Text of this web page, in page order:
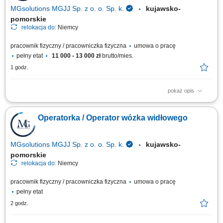
MGsolutions MGJJ Sp. z o. o. Sp. k.
kujawsko-
pomorskie
relokacja do: Niemcy
pracownik fizyczny / pracowniczka fizyczna
umowa o pracę
pełny etat
11 000 - 13 000 złbrutto/mies.
1 godz.
pokaż opis
Opis stanowiska Realizacja zamówień (Order Picker, Komisjonowanie) w
dziale Obst und Gemuse (owoce i warzywa) - możliwość pracy na
systemie w języku polskim. Opieka polskojęzycznego Koordynatora i
szkoleniowca! Układanie towaru; Kontrola jakości; Inne proste prace na
terenie magazynu;
Operatorka / Operator wózka widłowego
MGsolutions MGJJ Sp. z o. o. Sp. k.
kujawsko-
pomorskie
relokacja do: Niemcy
pracownik fizyczny / pracowniczka fizyczna
umowa o pracę
pełny etat
2 godz.